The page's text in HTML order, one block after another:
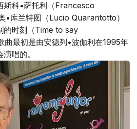
斯科•萨托利（Francesco
•库兰特图（Lucio Quarantotto）
的时刻（Time to say
曲最初是由安德列•波伽利在1995年
唱的。